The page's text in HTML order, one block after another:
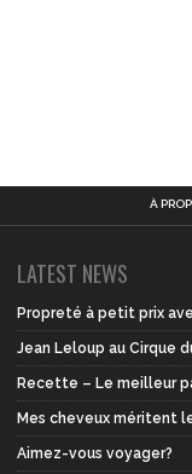
À
LATEST NEWS
Propreté à petit prix
Jean Leloup au Cirque
Recette – Le meilleur
Mes cheveux méritent
Aimez-vous voyager?